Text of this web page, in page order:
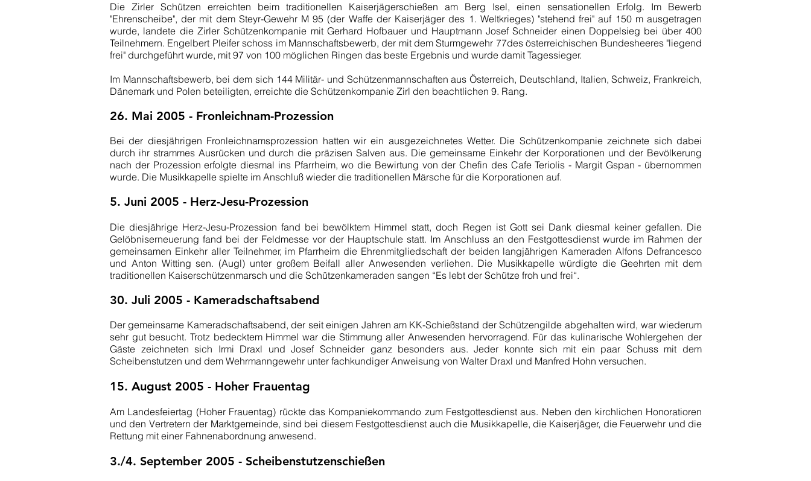
Die Zirler Schützen erreichten beim traditionellen Kaiserjägerschießen am Berg Isel, einen sensationellen Erfolg. Im Bewerb
"Ehrenscheibe", der mit dem Steyr-Gewehr M 95 (der Waffe der Kaiserjäger des 1. Weltkrieges) "stehend frei" auf 150 m ausgetragen
wurde, landete die Zirler Schützenkompanie mit Gerhard Hofbauer und Hauptmann Josef Schneider einen Doppelsieg bei über 400
Teilnehmern. Engelbert Pleifer schoss im Mannschaftsbewerb, der mit dem Sturmgewehr 77des österreichischen Bundesheeres "liegend
frei" durchgeführt wurde, mit 97 von 100 möglichen Ringen das beste Ergebnis und wurde damit Tagessieger.
Im Mannschaftsbewerb, bei dem sich 144 Militär- und Schützenmannschaften aus Österreich, Deutschland, Italien, Schweiz, Frankreich,
Dänemark und Polen beteiligten, erreichte die Schützenkompanie Zirl den beachtlichen 9. Rang.
26. Mai 2005 - Fronleichnam-Prozession
Bei der diesjährigen Fronleichnamsprozession hatten wir ein ausgezeichnetes Wetter. Die Schützenkompanie zeichnete sich dabei
durch ihr strammes Ausrücken und durch die präzisen Salven aus. Die gemeinsame Einkehr der Korporationen und der Bevölkerung
nach der Prozession erfolgte diesmal ins Pfarrheim, wo die Bewirtung von der Chefin des Cafe Teriolis - Margit Gspan - übernommen
wurde. Die Musikkapelle spielte im Anschluß wieder die traditionellen Märsche für die Korporationen auf.
5. Juni 2005 - Herz-Jesu-Prozession
Die diesjährige Herz-Jesu-Prozession fand bei bewölktem Himmel statt, doch Regen ist Gott sei Dank diesmal keiner gefallen. Die
Gelöbniserneuerung fand bei der Feldmesse vor der Hauptschule statt. Im Anschluss an den Festgottesdienst wurde im Rahmen der
gemeinsamen Einkehr aller Teilnehmer, im Pfarrheim die Ehrenmitgliedschaft der beiden langjährigen Kameraden Alfons Defrancesco
und Anton Witting sen. (Augl) unter großem Beifall aller Anwesenden verliehen. Die Musikkapelle würdigte die Geehrten mit dem
traditionellen Kaiserschützenmarsch und die Schützenkameraden sangen “Es lebt der Schütze froh und frei“.
30. Juli 2005 - Kameradschaftsabend
Der gemeinsame Kameradschaftsabend, der seit einigen Jahren am KK-Schießstand der Schützengilde abgehalten wird, war wiederum
sehr gut besucht. Trotz bedecktem Himmel war die Stimmung aller Anwesenden hervorragend. Für das kulinarische Wohlergehen der
Gäste zeichneten sich Irmi Draxl und Josef Schneider ganz besonders aus. Jeder konnte sich mit ein paar Schuss mit dem
Scheibenstutzen und dem Wehrmanngewehr unter fachkundiger Anweisung von Walter Draxl und Manfred Hohn versuchen.
15. August 2005 - Hoher Frauentag
Am Landesfeiertag (Hoher Frauentag) rückte das Kompaniekommando zum Festgottesdienst aus. Neben den kirchlichen Honoratioren
und den Vertretern der Marktgemeinde, sind bei diesem Festgottesdienst auch die Musikkapelle, die Kaiserjäger, die Feuerwehr und die
Rettung mit einer Fahnenabordnung anwesend.
3./4. September 2005 - Scheibenstutzenschießen